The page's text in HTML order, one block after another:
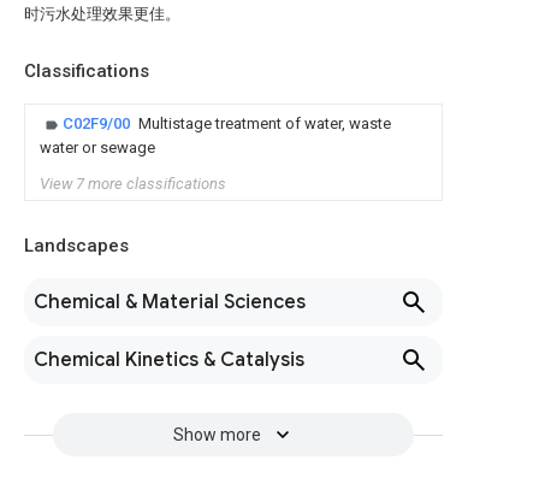
时污水处理效果更佳。
Classifications
C02F9/00 Multistage treatment of water, waste
water or sewage
View 7 more classifications
Landscapes
Chemical & Material Sciences
Chemical Kinetics & Catalysis
Show more